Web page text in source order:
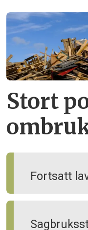
Stort
Fortsatt